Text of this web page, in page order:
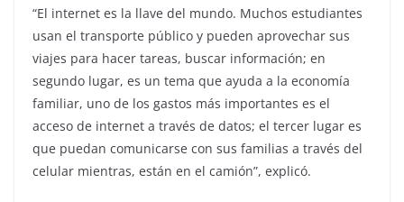
“El internet es la llave del mundo. Muchos estudiantes
usan el transporte público y pueden aprovechar sus
viajes para hacer tareas, buscar información; en
segundo lugar, es un tema que ayuda a la economía
familiar, uno de los gastos más importantes es el
acceso de internet a través de datos; el tercer lugar es
que puedan comunicarse con sus familias a través del
celular mientras, están en el camión”, explicó.